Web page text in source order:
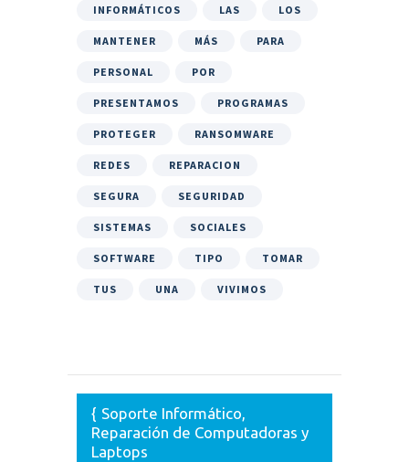
INFORMÁTICOS LAS LOS
MANTENER MÁS PARA
PERSONAL POR
PRESENTAMOS PROGRAMAS
PROTEGER RANSOMWARE
REDES REPARACION
SEGURA SEGURIDAD
SISTEMAS SOCIALES
SOFTWARE TIPO TOMAR
TUS UNA VIVIMOS
Soporte Informático,
Reparación de Computadoras y
Laptops